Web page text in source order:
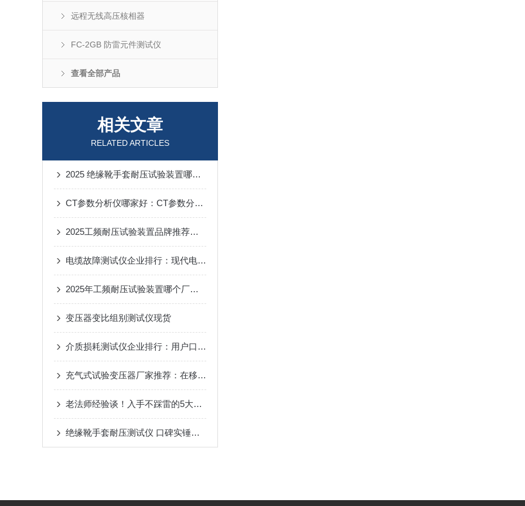
远程无线高压核相器
FC-2GB 防雷元件测试仪
查看全部产品
相关文章
RELATED ARTICLES
2025 绝缘靴手套耐压试验装置哪个好？化工批量检测 + 抗扰合规选武汉特高压
CT参数分析仪哪家好：CT参数分析仪如何评估暂态性能与饱和风险？
2025工频耐压试验装置品牌推荐：用稳定表现赢得用户主动提及
电缆故障测试仪企业排行：现代电缆故障测试中的技术体系与品牌角色
2025年工频耐压试验装置哪个厂家好？一线用户这样说
变压器变比组别测试仪现货
介质损耗测试仪企业排行：用户口碑如何指向专业价值
充气式试验变压器厂家推荐：在移动试验与空间受限场景下的应用价值
老法师经验谈！入手不踩雷的5大工频耐压实力厂家，品质与性价比双碾压！
绝缘靴手套耐压测试仪 口碑实锤认证！武汉2大企业，合作客户好评源源不断！